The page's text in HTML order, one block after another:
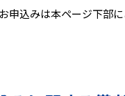
申込みは本ページ下部